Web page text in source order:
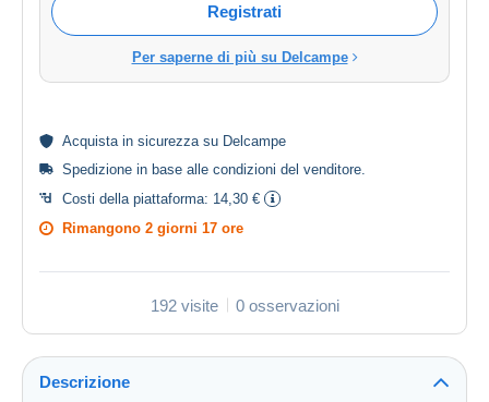
Registrati
Per saperne di più su Delcampe
Acquista in sicurezza su Delcampe
Spedizione in base alle condizioni del venditore
Costi della piattaforma: 14,30 €
Rimangono 2 giorni 17 ore
192 visite 0 osservazioni
Descrizione